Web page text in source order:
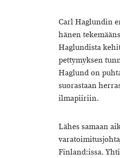
Carl Haglundin
hänen
Haglundista
pettymyksen
Haglund on
suorastaan
ilmapiiriin.
Lähes samaan
Finland:issa.